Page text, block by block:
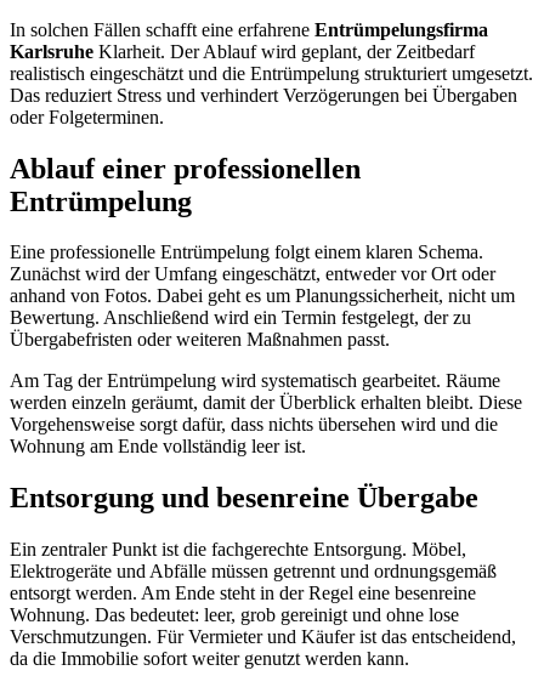
In solchen Fällen schafft eine erfahrene Entrümpelungsfirma
Karlsruhe Klarheit. Der Ablauf wird geplant, der Zeitbedarf
realistisch eingeschätzt und die Entrümpelung strukturiert umgesetzt.
Das reduziert Stress und verhindert Verzögerungen bei Übergaben
oder Folgeterminen.
Ablauf einer professionellen
Entrümpelung
Eine professionelle Entrümpelung folgt einem klaren Schema.
Zunächst wird der Umfang eingeschätzt, entweder vor Ort oder
anhand von Fotos. Dabei geht es um Planungssicherheit, nicht um
Bewertung. Anschließend wird ein Termin festgelegt, der zu
Übergabefristen oder weiteren Maßnahmen passt.
Am Tag der Entrümpelung wird systematisch gearbeitet. Räume
werden einzeln geräumt, damit der Überblick erhalten bleibt. Diese
Vorgehensweise sorgt dafür, dass nichts übersehen wird und die
Wohnung am Ende vollständig leer ist.
Entsorgung und besenreine Übergabe
Ein zentraler Punkt ist die fachgerechte Entsorgung. Möbel,
Elektrogeräte und Abfälle müssen getrennt und ordnungsgemäß
entsorgt werden. Am Ende steht in der Regel eine besenreine
Wohnung. Das bedeutet: leer, grob gereinigt und ohne lose
Verschmutzungen. Für Vermieter und Käufer ist das entscheidend,
da die Immobilie sofort weiter genutzt werden kann.